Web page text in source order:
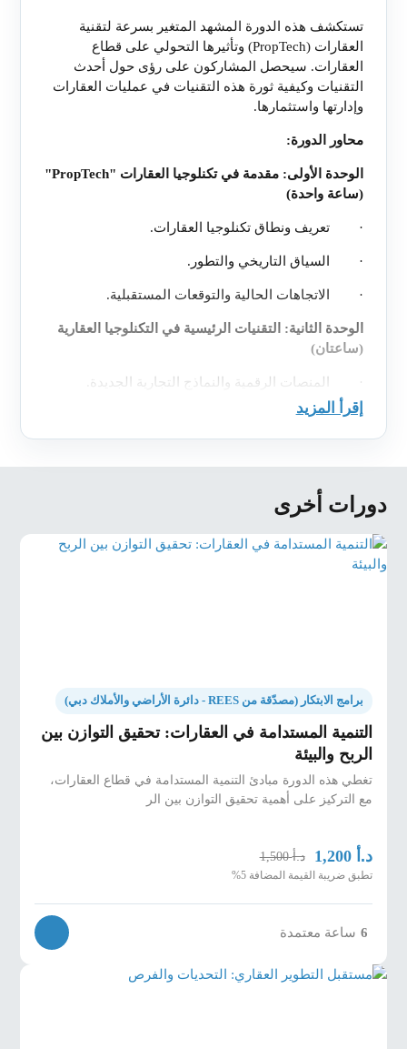
تستكشف هذه الدورة المشهد المتغير بسرعة لتقنية
العقارات (PropTech) وتأثيرها التحولي على قطاع
العقارات. سيحصل المشاركون على رؤى حول أحدث
التقنيات وكيفية ثورة هذه التقنيات في عمليات العقارات
وإدارتها واستثمارها.
محاور الدورة:
الوحدة الأولى: مقدمة في تكنلوجيا العقارات "
PropTech
"
(ساعة واحدة)
· تعريف ونطاق تكنلوجيا العقارات.
· السياق التاريخي والتطور.
· الاتجاهات الحالية والتوقعات المستقبلية.
الوحدة الثانية: التقنيات الرئيسية في التكنلوجيا العقارية
(ساعتان)
· المنصات الرقمية والنماذج التجارية الجديدة
· المباني الذكية وإنترنت الأشياء
· الواقع الافتراضي والواقع المعزز.
الوحدة الثالثة: تطبيقات التكنلوجيا في العقارات
(ساعتان)
· الاستثمار والتمويل.
الوحدة الرابعة: التحديات والفرص (ساعة واحدة)
الاعتبارات التنظيمية والأخلاقية
· التكامل مع الأنظمة الحالية .
اختبار نهائي مدته 20 دقيقة
تمرين عملي
سيقوم المشاركون بتحليل دراسة حالة لشركة عقارية
بتحديد التحديات الرئيسية التي واجهتها والحلول التي تم
إقرأ المزيد
دورات أخرى
برامج الابتكار (مصدّقة من REES - دائرة الأراضي والأملاك دبي)
التنمية المستدامة في العقارات: تحقيق التوازن بين
الربح والبيئة
تغطي هذه الدورة مبادئ التنمية المستدامة في قطاع العقارات،
مع التركيز على أهمية تحقيق التوازن بين الر
د.أ 1,200 د.أ1,500
تطبق ضريبة القيمة المضافة 5%
6 ساعة معتمدة